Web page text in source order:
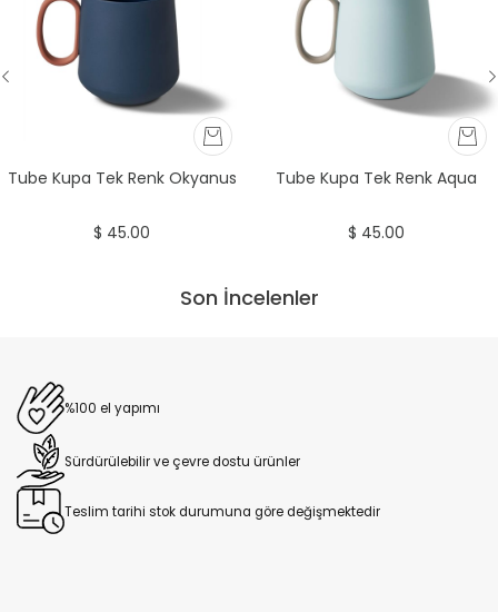
%100 el yapımı
Sürdürülebilir ve çevre dostu ürünler
Teslim tarihi stok durumuna göre değişmektedir
Tube Kupa Tek Renk Okyanus
$ 45.00
Tube Kupa Tek Renk Aqua
$ 45.00
Son İncelenler